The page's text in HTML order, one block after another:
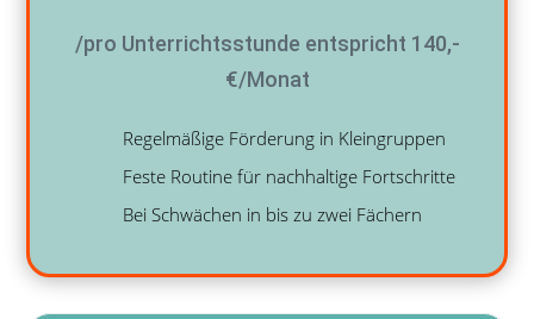
/pro Unterrichtsstunde entspricht 140,-
€/Monat
Regelmäßige Förderung in Kleingruppen
Feste Routine für nachhaltige Fortschritte
Bei Schwächen in bis zu zwei Fächern